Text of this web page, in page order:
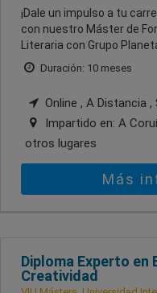
¡Dale un impulso a tu
con nuestro Máster de
Literaria con Grupo
Duración: 10 meses
Online , A Distancia
Impartido en: A
otros lugares
Más
Diploma Experto
Creatividad